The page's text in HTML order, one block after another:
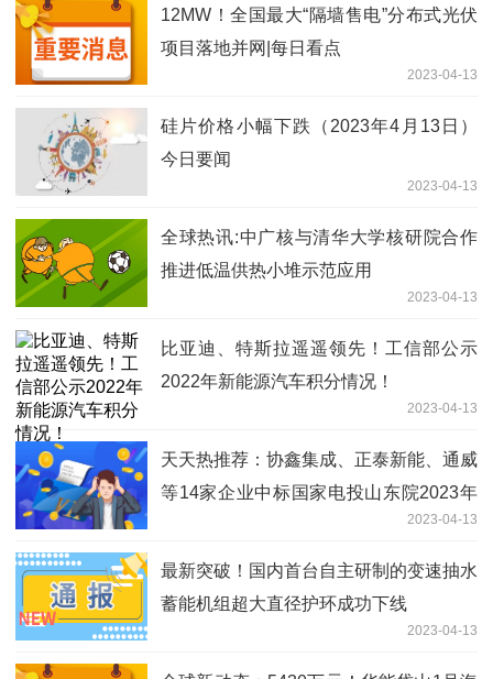
12MW！全国最大“隔墙售电”分布式光伏
项目落地并网|每日看点
2023-04-13
硅片价格小幅下跌（2023年4月13日）
今日要闻
2023-04-13
全球热讯:​中广核与清华大学核研院合作
推进低温供热小堆示范应用
2023-04-13
比亚迪、特斯拉遥遥领先！工信部公示
2022年新能源汽车积分情况！
2023-04-13
天天热推荐：协鑫集成、正泰新能、通威
等14家企业中标国家电投山东院2023年
2023-04-13
最新突破！国内首台自主研制的变速抽水
蓄能机组超大直径护环成功下线
2023-04-13